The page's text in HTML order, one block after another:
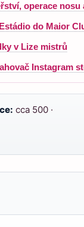
operace nosu
do Maior
v Lize mistrů
Instagram
cca 500 ·